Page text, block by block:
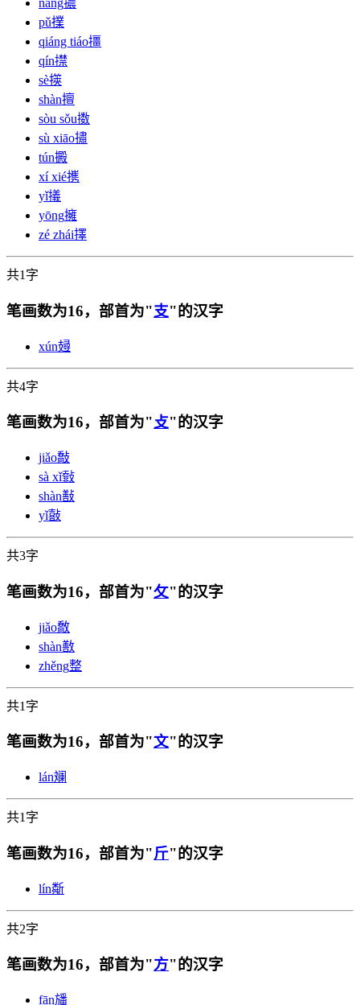
nǎng擃
pǔ擈
qiáng tiáo㩖
qín㩒
sè擌
shàn擅
sòu sǒu擞
sù xiāo㩋
tún㩔
xí xié㩗
yǐ㩘
yōng擁
zé zhái擇
共1字
笔画数为16，部首为"支"的汉字
xún攳
共4字
笔画数为16，部首为"攴"的汉字
jiǎo敽
sà xǐ㪪
shàn㪨
yǐ敼
共3字
笔画数为16，部首为"攵"的汉字
jiǎo敿
shàn敾
zhěng整
共1字
笔画数为16，部首为"文"的汉字
lán斓
共1字
笔画数为16，部首为"斤"的汉字
lín斴
共2字
笔画数为16，部首为"方"的汉字
fān旙